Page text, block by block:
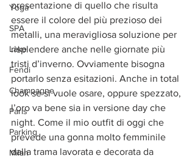
Yoga
SPA
Lake
Fendi
Champagne
Paris
Parking
Milan
presentazione di quello che risulta
essere il colore del più prezioso dei
metalli, una meravigliosa soluzione per
risplendere anche nelle giornate più
tristi d’inverno. Ovviamente bisogna
portarlo senza esitazioni. Anche in total
look se si vuole osare, oppure spezzato,
l’oro va bene sia in versione day che
night. Come il mio outfit di oggi che
prevede una gonna molto femminile
dalla trama lavorata e decorata da